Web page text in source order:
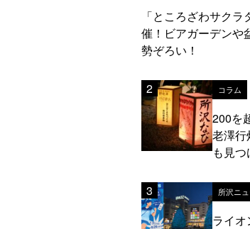
「ところざわサク
催！ビアガーデンや
勢ぞろい！
コラム
200を
老澤行
も見
所沢ニ
ライ